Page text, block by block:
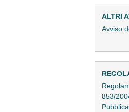
ALTRI
Avviso
853/